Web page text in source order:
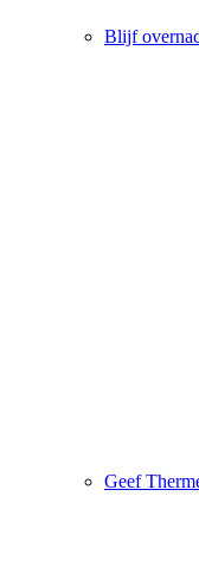
Blijf
Geef